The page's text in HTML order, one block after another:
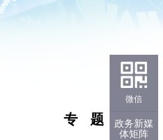
专 题
微信
政务新媒
体矩阵